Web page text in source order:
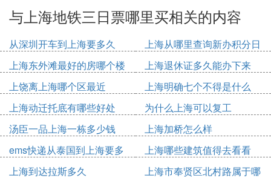
否则，坐公交多的话，都是用不了这个的。
‘陆’ 上海：地铁三日票在哪里可以买呢
每个地铁站都有人工服务中心，每个服务中心都有卖
地铁一日票和地铁三日票；一日票是18块，24小时内
不限次数乘坐地铁；三日票是45块，72小时内不限次
数乘坐地铁
你可以先规划自己的行程，然后在地铁官网上查询一
下每一站到每一站的票价，大致估算一下，然后再决
定你是买地铁一日票或是三日票，或者每次坐地铁就
与上海地铁三日票哪里买相关的内容
从深圳开车到上海要多久
上海从哪里查询新办积分日
期
上海东外滩最好的房哪个楼
上海退休证多久能办下来
上饶离上海哪个区最近
上海明确七个不得是什么
上海动迁托底有哪些好处
为什么上海可以复工
汤臣一品上海一栋多少钱
上海加桥怎么样
ems快递从泰国到上海要多
久
上海哪些建筑值得去看看
上海到达拉斯多久
上海市奉贤区北村路属于哪